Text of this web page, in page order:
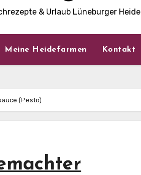
& Urlaub Lüneburger Heide
Meine Heidefarmen Kontakt
(Pesto)